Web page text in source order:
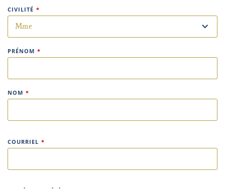
CIVILITÉ *
PRÉNOM *
NOM *
COURRIEL *